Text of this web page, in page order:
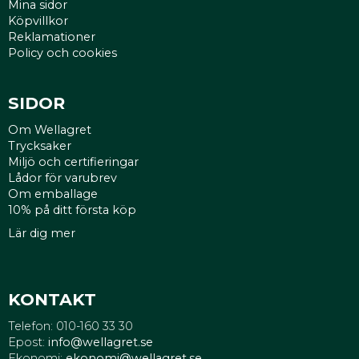
Mina sidor
Köpvillkor
Reklamationer
Policy och cookies
SIDOR
Om Wellagret
Trycksaker
Miljö och certifieringar
Lådor för varubrev
Om emballage
10% på ditt första köp
Lär dig mer
KONTAKT
Telefon: 010-160 33 30
Epost: info@wellagret.se